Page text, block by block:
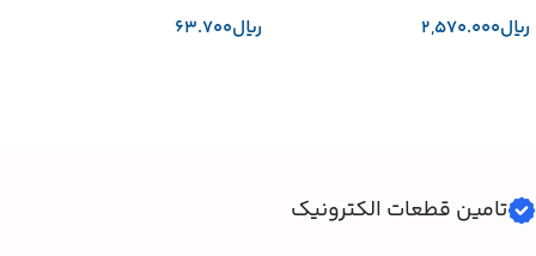
﷼
﷼
تامین قطعات الکترونیک